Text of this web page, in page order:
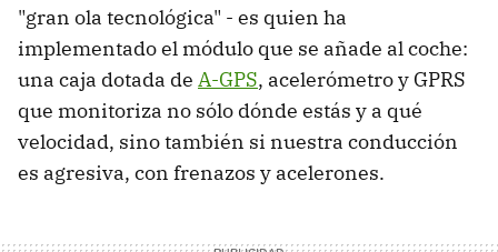
"gran ola tecnológica" - es quien ha
implementado el módulo que se añade al coche:
una caja dotada de A-GPS, acelerómetro y GPRS
que monitoriza no sólo dónde estás y a qué
velocidad, sino también si nuestra conducción
es agresiva, con frenazos y acelerones.